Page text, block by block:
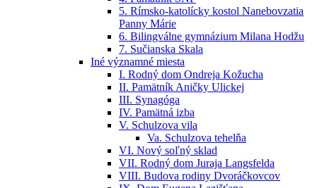
5. Rímsko-katolícky kostol Nanebovzatia
Panny Márie
6. Bilingválne gymnázium Milana Hodžu
7. Sučianska Skala
Iné významné miesta
I. Rodný dom Ondreja Kožucha
II. Pamätník Aničky Ulickej
III. Synagóga
IV. Pamätná izba
V. Schulzova vila
Va. Schulzova tehelňa
VI. Nový soľný sklad
VII. Rodný dom Juraja Langsfelda
VIII. Budova rodiny Dvoráčkovcov